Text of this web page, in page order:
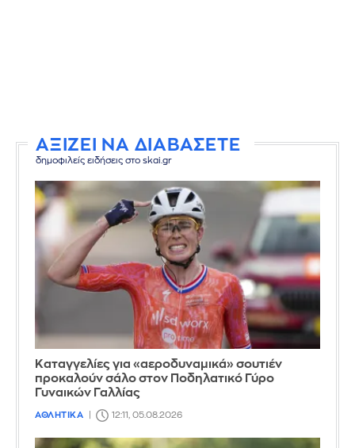
ΑΞΙΖΕΙ ΝΑ ΔΙΑΒΑΣΕΤΕ
δημοφιλείς ειδήσεις στο skai.gr
Καταγγελίες για «αεροδυναμικά» σουτιέν
προκαλούν σάλο στον Ποδηλατικό Γύρο
Γυναικών Γαλλίας
ΑΘΛΗΤΙΚΑ 12:11, 05.08.2026